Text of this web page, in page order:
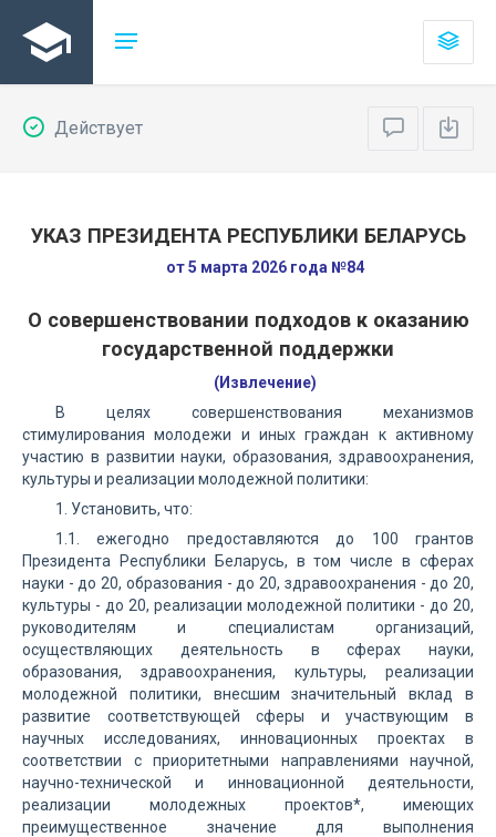
Действует
УКАЗ ПРЕЗИДЕНТА РЕСПУБЛИКИ БЕЛАРУСЬ
от 5 марта 2026 года №84
О совершенствовании подходов к оказанию
государственной поддержки
(Извлечение)
В целях совершенствования механизмов
стимулирования молодежи и иных граждан к активному
участию в развитии науки, образования, здравоохранения,
культуры и реализации молодежной политики:
1. Установить, что:
1.1. ежегодно предоставляются до 100 грантов
Президента Республики Беларусь, в том числе в сферах
науки - до 20, образования - до 20, здравоохранения - до 20,
культуры - до 20, реализации молодежной политики - до 20,
руководителям и специалистам организаций,
осуществляющих деятельность в сферах науки,
образования, здравоохранения, культуры, реализации
молодежной политики, внесшим значительный вклад в
развитие соответствующей сферы и участвующим в
научных исследованиях, инновационных проектах в
соответствии с приоритетными направлениями научной,
научно-технической и инновационной деятельности,
реализации молодежных проектов*, имеющих
преимущественное значение для выполнения